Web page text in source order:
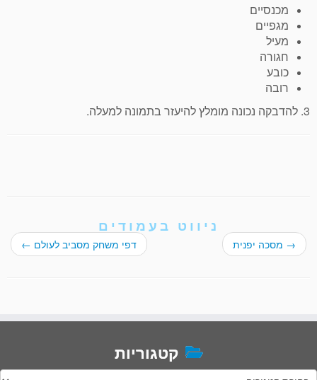
מכנסיים
מגפיים
מעיל
חגורה
כובע
רובה
3. להדבקה נכונה מומלץ להיעזר בתמונה למעלה.
ניווט בעמודים
→ מסכה יפנית דפי משחק מסביב לעולם ←
קטגוריות
קטגוריות